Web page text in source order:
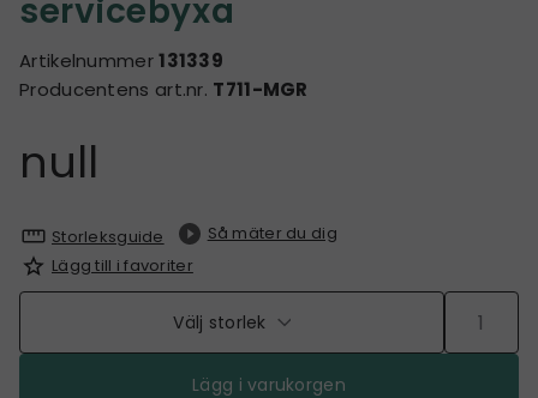
servicebyxa
Artikelnummer131339
Producentens art.nr. T711-MGR
null
Storleksguide
Så mäter du dig
Lägg till i favoriter
Välj storlek
Lägg i varukorgen